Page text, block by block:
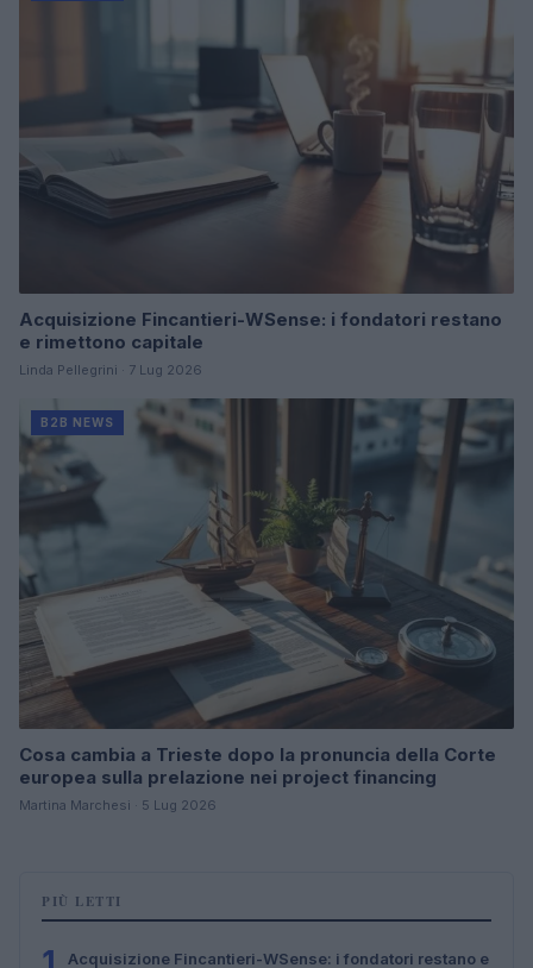
Acquisizione Fincantieri-WSense: i fondatori restano
e rimettono capitale
Linda Pellegrini · 7 Lug 2026
B2B NEWS
Cosa cambia a Trieste dopo la pronuncia della Corte
europea sulla prelazione nei project financing
Martina Marchesi · 5 Lug 2026
PIÙ LETTI
Acquisizione Fincantieri-WSense: i fondatori restano e